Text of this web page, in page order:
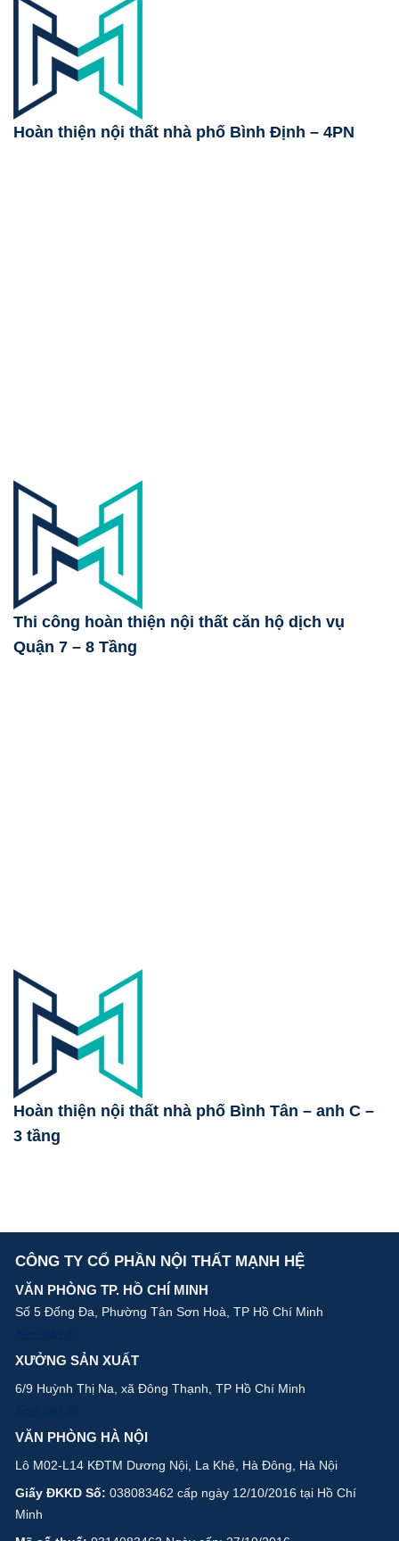
Hoàn thiện nội thất nhà phố Bình Định – 4PN
Thi công hoàn thiện nội thất căn hộ dịch vụ
Quận 7 – 8 Tầng
Hoàn thiện nội thất nhà phố Bình Tân – anh C –
3 tầng
CÔNG TY CỔ PHẦN NỘI THẤT MẠNH HỆ
VĂN PHÒNG TP. HỒ CHÍ MINH
Số 5 Đống Đa, Phường Tân Sơn Hoà, TP Hồ Chí Minh
XƯỞNG SẢN XUẤT
6/9 Huỳnh Thị Na, xã Đông Thạnh, TP Hồ Chí Minh
VĂN PHÒNG HÀ NỘI
Lô M02-L14 KĐTM Dương Nội, La Khê, Hà Đông, Hà Nội
Giấy ĐKKD Số: 038083462 cấp ngày 12/10/2016 tại Hồ Chí
Minh